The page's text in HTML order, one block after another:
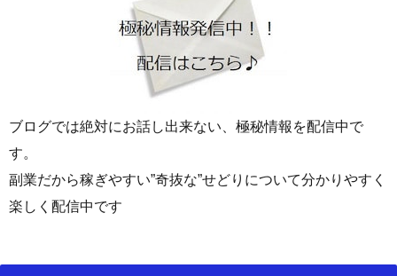
ブログでは絶対にお話し出来ない、極秘情報を配信中で
す。
副業だから稼ぎやすい”奇抜な”せどりについて分かりやすく
楽しく配信中です